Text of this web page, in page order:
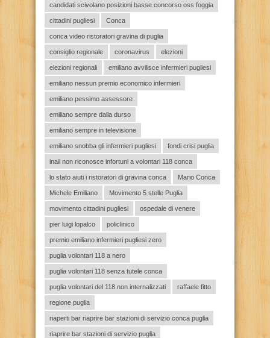
candidati scivolano posizioni basse concorso oss foggia
cittadini pugliesi Conca
conca video ristoratori gravina di puglia
consiglio regionale coronavirus elezioni
elezioni regionali emiliano avvilisce infermieri pugliesi
emiliano nessun premio economico infermieri
emiliano pessimo assessore
emiliano sempre dalla durso
emiliano sempre in televisione
emiliano snobba gli infermieri pugliesi fondi crisi puglia
inail non riconosce infortuni a volontari 118 conca
lo stato aiuti i ristoratori di gravina conca Mario Conca
Michele Emiliano Movimento 5 stelle Puglia
movimento cittadini pugliesi ospedale di venere
pier luigi lopalco policlinico
premio emiliano infermieri pugliesi zero
puglia volontari 118 a nero
puglia volontari 118 senza tutele conca
puglia volontari del 118 non internalizzati raffaele fitto
regione puglia
riaperti bar riaprire bar stazioni di servizio conca puglia
riaprire bar stazioni di servizio puglia